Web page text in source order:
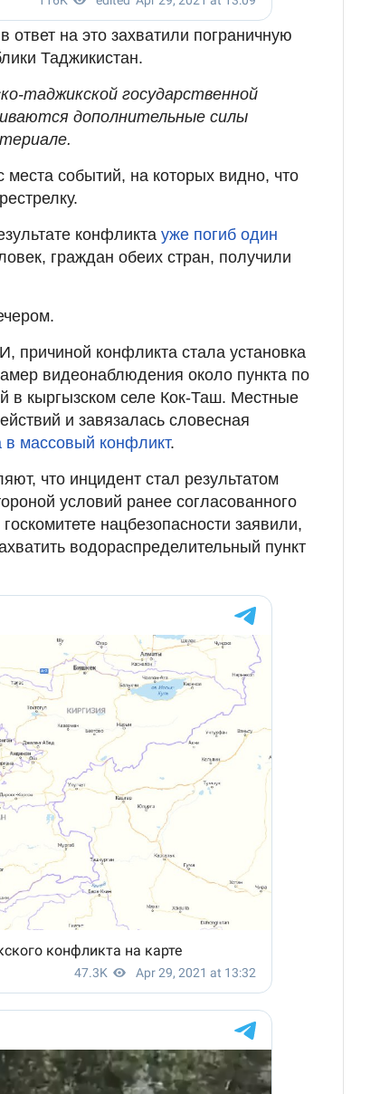
ответ на это захватили пограничную
Таджикистан.
таджикской государственной
дополнительные силы
событий, на которых видно, что
конфликта уже погиб один
граждан обеих стран, получили
причиной конфликта стала установка
видеонаблюдения около пункта по
в кыргызском селе Кок-Таш. Местные
и завязалась словесная
в массовый конфликт.
что инцидент стал результатом
условий ранее согласованного
нацбезопасности заявили,
водораспределительный пункт